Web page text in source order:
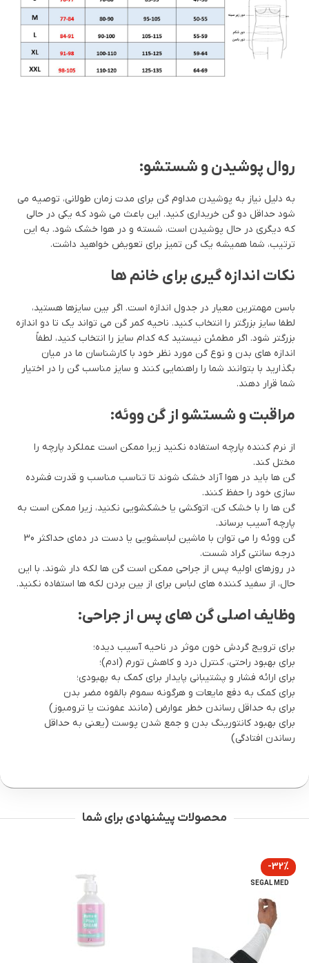
روال پوشیدن و شستشو:
به دلیل نیاز به پوشیدن مداوم گن برای مدت زمان طولانی، توصیه می
شود حداقل دو گن خریداری کنید. این باعث می شود که یکی در حالی
که دیگری در حال پوشیدن است، شسته و در هوا خشک شود. به این
ترتیب، شما همیشه یک گن تمیز برای تعویض خواهید داشت.
نکات اندازه گیری برای خانم ها
باسن مهمترین معیار در جدول اندازه است. اگر بین سایزها هستید،
لطفا سایز بزرگتر را انتخاب کنید. ناحیه کمر گن می تواند یک تا دو اندازه
بزرگتر شود. اگر مطمئن نیستید که کدام سایز را انتخاب کنید، لطفاً
اندازه های بدن و نوع گن مورد نظر خود با کارشناسان ما در میان
بگذارید با بتوانند شما را راهنمایی کنند و سایز مناسب گن را در اختیار
شما قرار دهند.
مراقبت و شستشو از گن ووئه:
از نرم کننده پارچه استفاده نکنید زیرا ممکن است عملکرد پارچه را
مختل کند.
گن ها باید در هوا آزاد خشک شوند تا تناسب مناسب و قدرت فشرده
سازی خود را حفظ کنند.
گن ها را با خشک کن، اتوکشی یا خشکشویی نکنید، زیرا ممکن است به
پارچه آسیب برساند.
گن ووئه را می توان با ماشین لباسشویی یا دست در دمای حداکثر 30
درجه سانتی گراد شست.
در روزهای اولیه پس از جراحی ممکن است گن ها لکه دار شوند. با این
حال، از سفید کننده های لباس برای از بین بردن لکه ها استفاده نکنید.
وظایف اصلی گن های پس از جراحی:
برای ترویج گردش خون موثر در ناحیه آسیب دیده؛
برای بهبود راحتی، کنترل درد و کاهش تورم (ادم)؛
برای ارائه فشار و پشتیبانی پایدار برای کمک به بهبودی؛
برای کمک به دفع مایعات و هرگونه سموم بالقوه مضر بدن
برای به حداقل رساندن خطر عوارض (مانند عفونت یا ترومبوز)
برای بهبود کانتورینگ بدن و جمع شدن پوست (یعنی به حداقل
رساندن افتادگی)
محصولات پیشنهادی برای شما